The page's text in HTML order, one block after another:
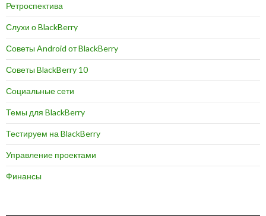
Ретроспектива
Слухи о BlackBerry
Советы Android от BlackBerry
Советы BlackBerry 10
Социальные сети
Темы для BlackBerry
Тестируем на BlackBerry
Управление проектами
Финансы